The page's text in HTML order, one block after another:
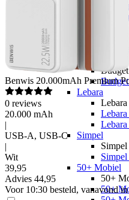
Ben
Ben
Lebara
Lebara
Lebara
Simpel
Simpel
50+ Mobiel
50+
50+
Benwis 20.000mAh Premium
0 reviews
20.000 mAh
|
USB-A, USB-C
|
Wit
39,95
Advies 44,95
Voor 10:30 besteld, vanavond